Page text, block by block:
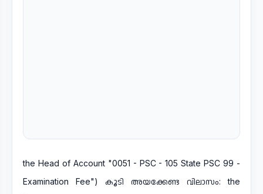
the Head of Account "0051 - PSC - 105 State PSC 99 -
Examination Fee") കൂടി അയക്കേണ്ട വിലാസം: the